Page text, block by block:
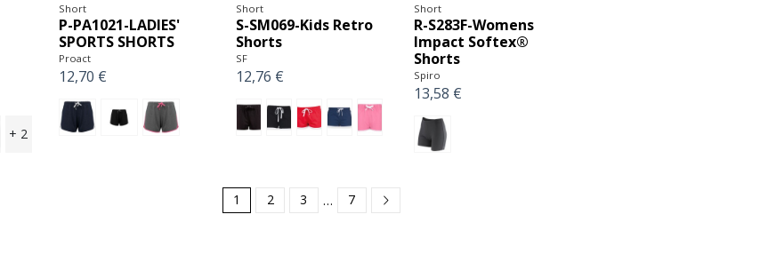
+ 2
Short
P-PA1021-LADIES'
SPORTS SHORTS
Proact
12,70 €
Short
S-SM069-Kids Retro
Shorts
SF
12,76 €
Short
R-S283F-Womens
Impact Softex®
Shorts
Spiro
13,58 €
1 2 3 … 7